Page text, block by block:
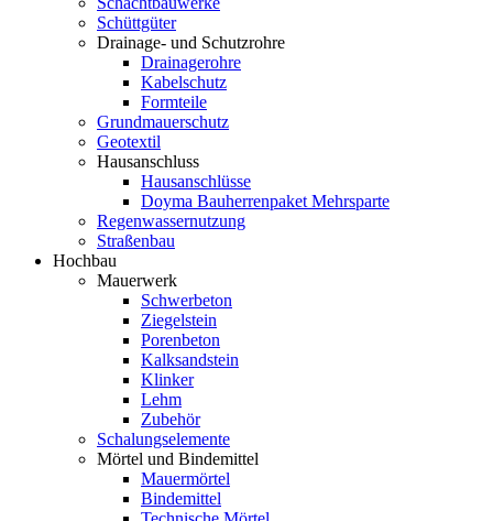
Schüttgüter
Drainage- und Schutzrohre
Drainagerohre
Kabelschutz
Formteile
Grundmauerschutz
Geotextil
Hausanschluss
Hausanschlüsse
Doyma Bauherrenpaket Mehrsparte
Regenwassernutzung
Straßenbau
Hochbau
Mauerwerk
Schwerbeton
Ziegelstein
Porenbeton
Kalksandstein
Klinker
Lehm
Zubehör
Schalungselemente
Mörtel und Bindemittel
Mauermörtel
Bindemittel